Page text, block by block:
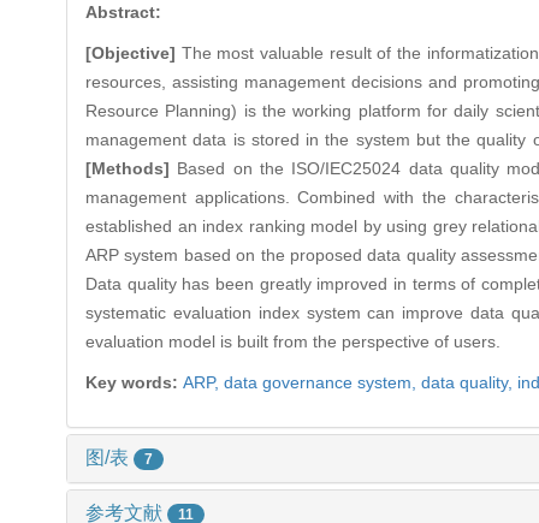
Abstract:
[Objective] The most valuable result of the
resources, assisting management decisions and
Resource Planning) is the working platform for daily
management data is stored in the system but the
[Methods] Based on the ISO/IEC25024 data quality
management applications. Combined with the
established an index ranking model by using grey
ARP system based on the proposed data quality
Data quality has been greatly improved in terms of
systematic evaluation index system can improve data
evaluation model is built from the perspective of users.
Key words: ARP, data governance system, data quality,
图/表 7
参考文献 11